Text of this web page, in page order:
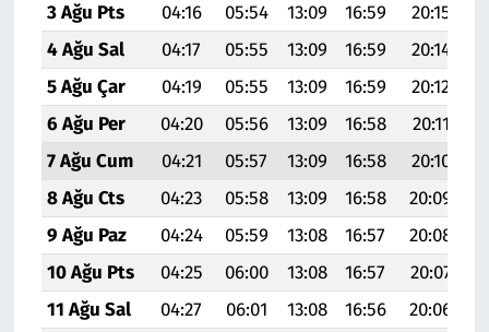
3 Ağu Pts
04:16 05:54 13:09 16:59 20:15
4 Ağu Sal
04:17 05:55 13:09 16:59 20:14
5 Ağu Çar
04:19 05:55 13:09 16:59 20:12
6 Ağu Per
04:20 05:56 13:09 16:58 20:11
7 Ağu Cum
04:21 05:57 13:09 16:58 20:10
8 Ağu Cts
04:23 05:58 13:09 16:58 20:09
9 Ağu Paz
04:24 05:59 13:08 16:57 20:08
10 Ağu Pts
04:25 06:00 13:08 16:57 20:07
11 Ağu Sal
04:27 06:01 13:08 16:56 20:06